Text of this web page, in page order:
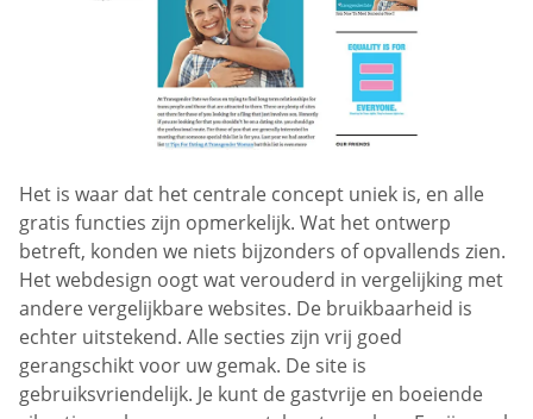
Het is waar dat het centrale concept uniek is, en alle
gratis functies zijn opmerkelijk. Wat het ontwerp
betreft, konden we niets bijzonders of opvallends zien.
Het webdesign oogt wat verouderd in vergelijking met
andere vergelijkbare websites. De bruikbaarheid is
echter uitstekend. Alle secties zijn vrij goed
gerangschikt voor uw gemak. De site is
gebruiksvriendelijk. Je kunt de gastvrije en boeiende